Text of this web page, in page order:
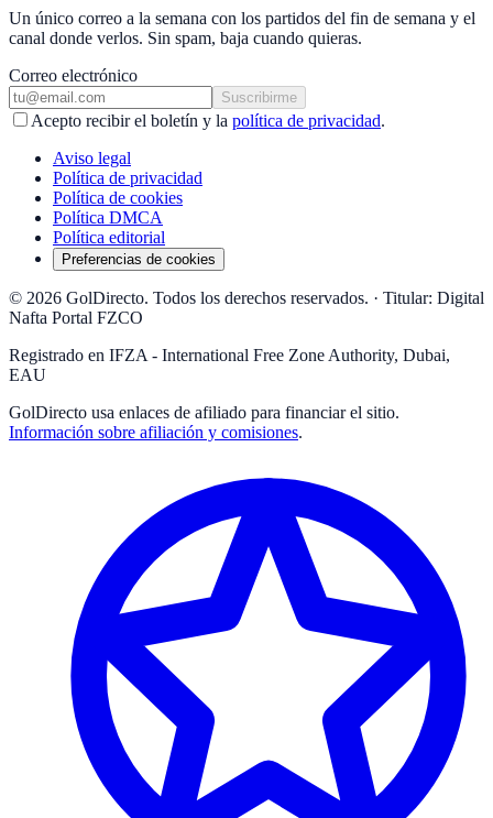
Un único correo a la semana con los partidos del fin de semana y el
canal donde verlos. Sin spam, baja cuando quieras.
Correo electrónico
Suscribirme
Acepto recibir el boletín y la política de privacidad.
Aviso legal
Política de privacidad
Política de cookies
Política DMCA
Política editorial
Preferencias de cookies
© 2026 GolDirecto. Todos los derechos reservados. · Titular: Digital
Nafta Portal FZCO
Registrado en IFZA - International Free Zone Authority, Dubai,
EAU
GolDirecto usa enlaces de afiliado para financiar el sitio.
Información sobre afiliación y comisiones.